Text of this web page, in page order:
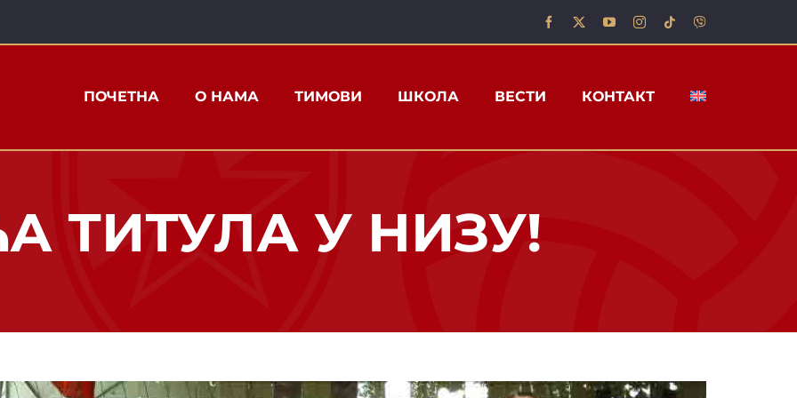
ПОЧЕТНА О НАМА ТИМОВИ ШКОЛА ВЕСТИ КОНТАКТ
ТИТУЛА У НИЗУ!